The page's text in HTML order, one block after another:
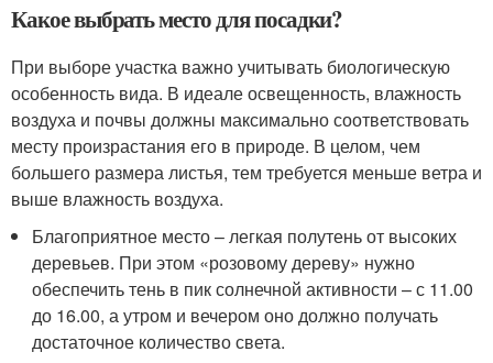
Какое выбрать место для посадки?
При выборе участка важно учитывать биологическую
особенность вида. В идеале освещенность, влажность
воздуха и почвы должны максимально соответствовать
месту произрастания его в природе. В целом, чем
большего размера листья, тем требуется меньше ветра и
выше влажность воздуха.
Благоприятное место – легкая полутень от высоких
деревьев. При этом «розовому дереву» нужно
обеспечить тень в пик солнечной активности – с 11.00
до 16.00, а утром и вечером оно должно получать
достаточное количество света.